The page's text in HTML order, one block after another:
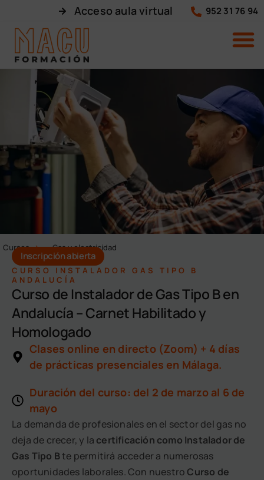
Acceso aula virtual 952 31 76 94
Cursos Gas y electricidad
Inscripción abierta
CURSO INSTALADOR GAS TIPO B
ANDALUCÍA
Curso de Instalador de Gas Tipo B en
Andalucía – Carnet Habilitado y
Homologado
Clases online en directo (Zoom) + 4 días
de prácticas presenciales en Málaga.
Duración del curso: del 2 de marzo al 6 de
mayo
La demanda de profesionales en el sector del gas no
deja de crecer, y la certificación como Instalador de
Gas Tipo Bte permitirá acceder a numerosas
oportunidades laborales. Con nuestroCurso de